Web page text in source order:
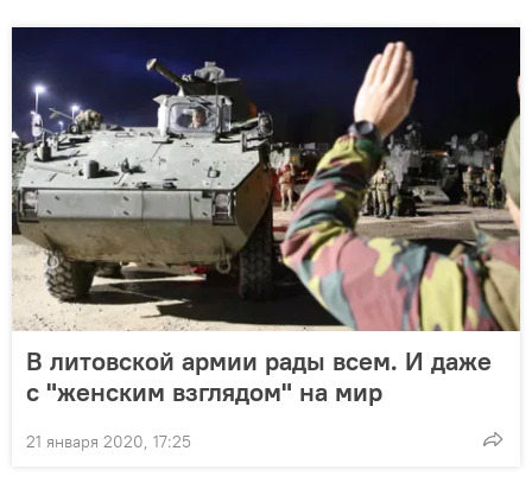
В литовской армии рады всем. И даже
с "женским взглядом" на мир
21 января 2020, 17:25